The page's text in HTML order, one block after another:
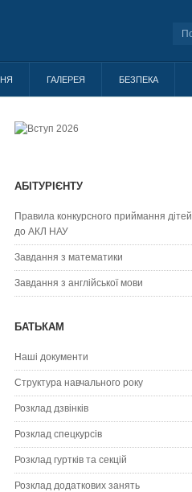
ГАЛЕРЕЯ БЕЗПЕКА
АБІТУРІЄНТУ
Правила конкурсного приймання дітей
до АКЛ НАУ
Завдання з математики
Завдання з англійської мови
БАТЬКАМ
Наші документи
Структура навчального року
Розклад дзвінків
Розклад спецкурсiв
Розклад гуртків та секцій
Розклад додаткових занять